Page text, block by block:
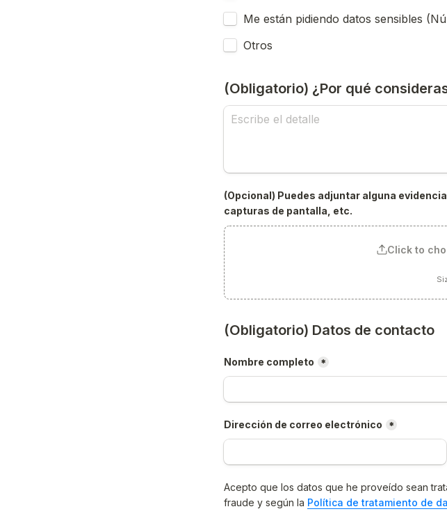
Me están pidiendo datos sensibles
Otros
(Obligatorio) ¿Por qué
(Opcional) Puedes adjuntar alguna
capturas de pantalla, etc.
Click to
(Obligatorio) Datos de contacto
Nombre completo *
Dirección de correo electrónico *
Acepto que los datos que he proveído sean
fraude y según la Política de tratamiento de